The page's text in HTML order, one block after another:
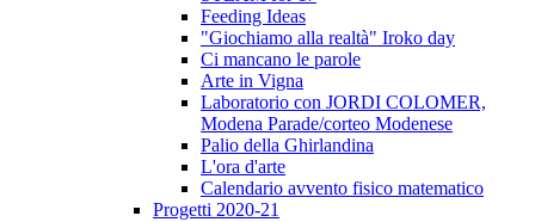
Feeding Ideas
"Giochiamo alla realtà" Iroko day
Ci mancano le parole
Arte in Vigna
Laboratorio con JORDI COLOMER,
Modena Parade/corteo Modenese
Palio della Ghirlandina
L'ora d'arte
Calendario avvento fisico matematico
Progetti 2020-21